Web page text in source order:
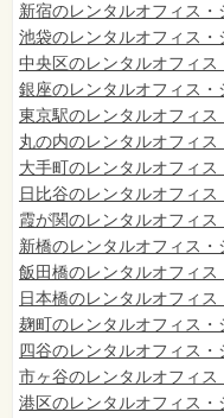
新宿のレンタルオフィス・
池袋のレンタルオフィス・
中央区のレンタルオフィス
銀座のレンタルオフィス・
東京駅のレンタルオフィス
丸の内のレンタルオフィス
大手町のレンタルオフィス
日比谷のレンタルオフィス
霞が関のレンタルオフィス
新橋のレンタルオフィス・
飯田橋のレンタルオフィス
日本橋のレンタルオフィス
麹町のレンタルオフィス・
四谷のレンタルオフィス・
市ヶ谷のレンタルオフィス
港区のレンタルオフィス・